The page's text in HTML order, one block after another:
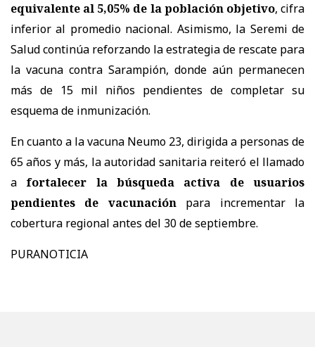
equivalente al 5,05% de la población objetivo, cifra
inferior al promedio nacional. Asimismo, la Seremi de
Salud continúa reforzando la estrategia de rescate para
la vacuna contra Sarampión, donde aún permanecen
más de 15 mil niños pendientes de completar su
esquema de inmunización.
En cuanto a la vacuna Neumo 23, dirigida a personas de
65 años y más, la autoridad sanitaria reiteró el llamado
a
fortalecer la búsqueda activa de usuarios
pendientes de vacunación
para incrementar la
cobertura regional antes del 30 de septiembre.
PURANOTICIA